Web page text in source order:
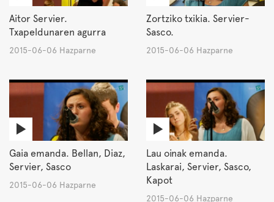
Aitor Servier.
Txapeldunaren agurra
2015-06-06 Hazparne
Zortziko txikia. Servier-
Sasco.
2015-06-06 Hazparne
Gaia emanda. Bellan, Diaz,
Servier, Sasco
2015-06-06 Hazparne
Lau oinak emanda.
Laskarai, Servier, Sasco,
Kapot
2015-06-06 Hazparne